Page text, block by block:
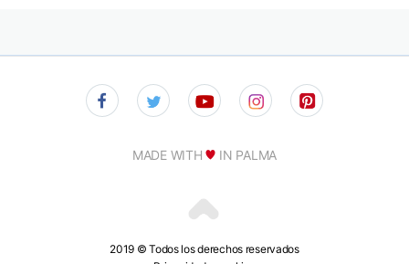
2019 © Todos los derechos reservados
MADE WITH IN PALMA